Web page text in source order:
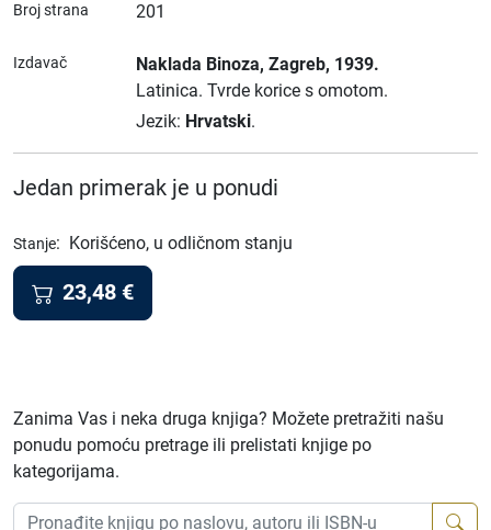
Broj strana 201
Izdavač Naklada Binoza, Zagreb, 1939.
Latinica. Tvrde korice s omotom.
Jezik: Hrvatski.
Jedan primerak je u ponudi
Stanje: Korišćeno, u odličnom stanju
23,48 €
Zanima Vas i neka druga knjiga? Možete pretražiti našu
ponudu pomoću pretrage ili prelistati knjige po
kategorijama.